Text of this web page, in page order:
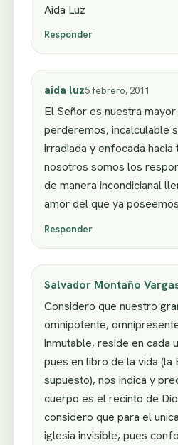
Aida Luz
Responder
aida luz5 febrero, 2011
El Señor es nuestra
perderemos, incalculable
irradiada y enfocada hacia
nosotros somos los
de manera incondicianal
amor del que ya
Responder
Salvador Montaño
Considero que nuestro
omnipotente,
inmutable, reside en cada
pues en libro de la vida (la
supuesto), nos indica y
cuerpo es el recinto de
considero que para el
iglesia invisible, pues